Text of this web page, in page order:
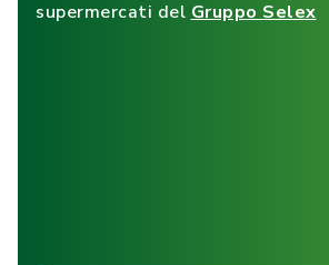
supermercati del Gruppo Selex